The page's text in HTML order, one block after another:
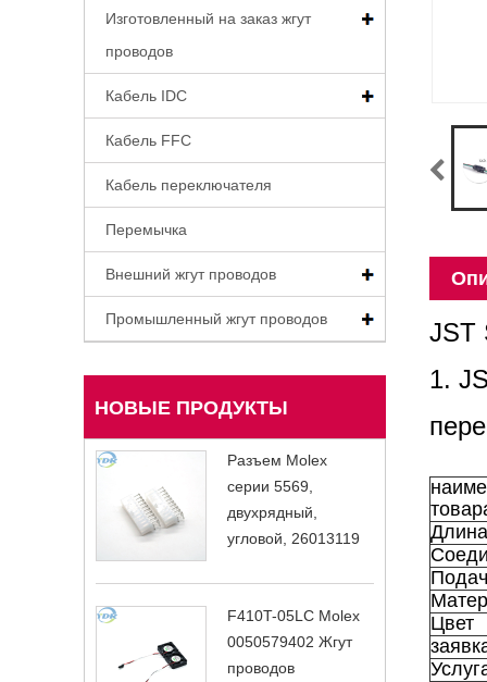
Изготовленный на заказ жгут
проводов
Кабель IDC
Кабель FFC
Кабель переключателя
Перемычка
Внешний жгут проводов
Промышленный жгут проводов
НОВЫЕ ПРОДУКТЫ
Разъем Molex
серии 5569,
двухрядный,
угловой, 26013119
F410T-05LC Molex
0050579402 Жгут
проводов
JST
1.
Длина
Цвет